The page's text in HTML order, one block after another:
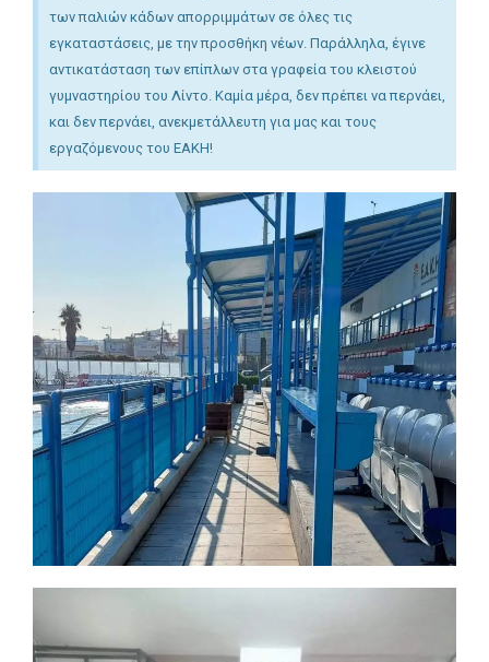
των παλιών κάδων απορριμμάτων σε όλες τις
εγκαταστάσεις, με την προσθήκη νέων. Παράλληλα, έγινε
αντικατάσταση των επίπλων στα γραφεία του κλειστού
γυμναστηρίου του Λίντο. Καμία μέρα, δεν πρέπει να περνάει,
και δεν περνάει, ανεκμετάλλευτη για μας και τους
εργαζόμενους του ΕΑΚΗ!